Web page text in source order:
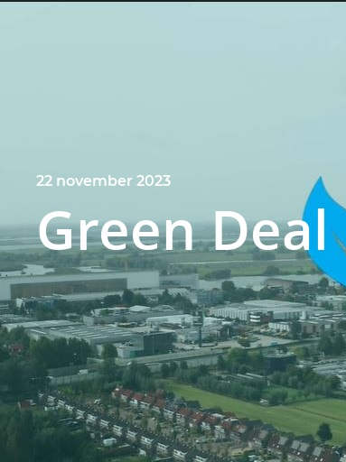
22 november 2023
Green Deal
Nieuws & projecten Green Deal